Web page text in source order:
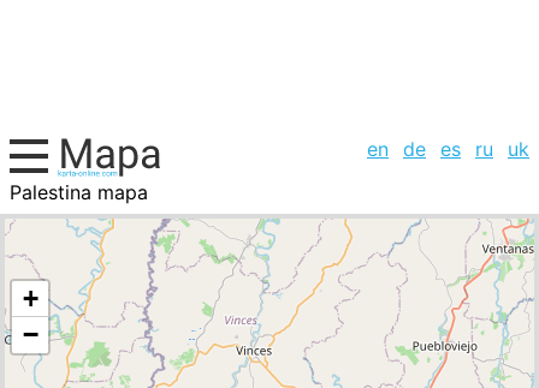
en de es ru
uk
Palestina mapa
Ecuador, la lista de ciudades
+
−